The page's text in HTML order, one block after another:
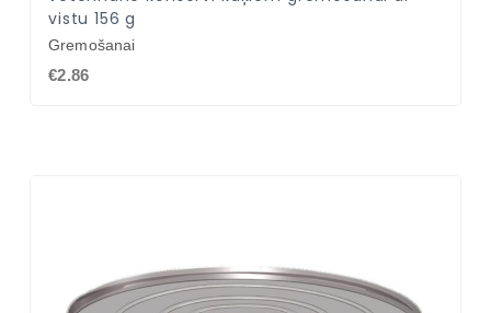
vistu 156 g
Gremošanai
€2.86